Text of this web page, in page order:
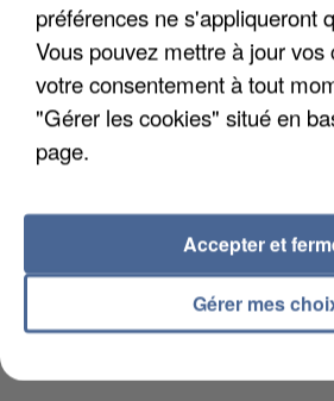
L’UN DES FONDATEURS
préférences ne s'appliqueront
Vous pouvez mettre à jour vos
votre consentement à tout
"Gérer les cookies" situé en
page.
Gérer mes
Accepter et